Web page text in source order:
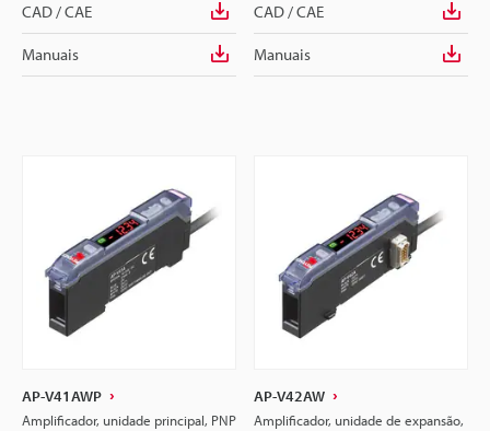
CAD / CAE
Manuais
CAD / CAE
Manuais
AP-V41AWP
Amplificador, unidade principal, PNP
AP-V42AW
Amplificador, unidade de expansão,